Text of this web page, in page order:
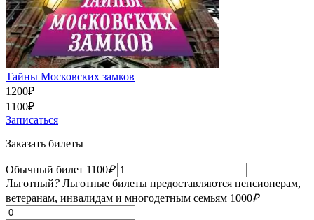
Тайны Московских замков
1200₽
1100₽
Записаться
Заказать билеты
Обычный билет 1100₽
Льготный? Льготные билеты предоставляются пенсионерам,
ветеранам, инвалидам и многодетным семьям 1000₽